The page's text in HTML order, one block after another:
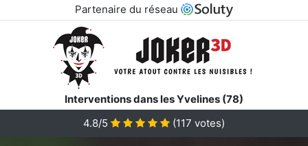
Partenaire du réseau
Interventions dans les Yvelines (78)
4.8/5 (117 votes)